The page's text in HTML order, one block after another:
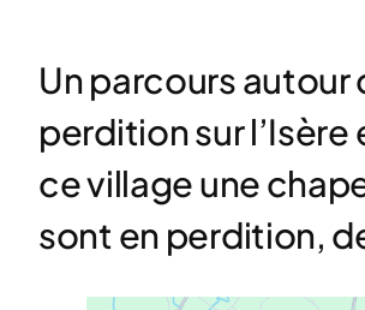
Un parcours autour
perdition sur
ce village une
sont en perdition,